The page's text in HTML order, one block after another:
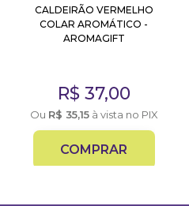
CALDEIRÃO VERMELHO
COLAR AROMÁTICO -
AROMAGIFT
R$ 37,00
Ou R$ 35,15à vista no PIX
COMPRAR